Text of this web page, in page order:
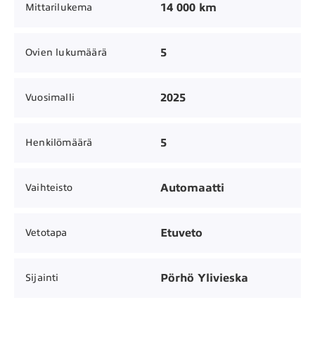
Mittarilukema 14 000 km
Ovien lukumäärä 5
Vuosimalli 2025
Henkilömäärä 5
Vaihteisto Automaatti
Vetotapa Etuveto
Sijainti Pörhö Ylivieska